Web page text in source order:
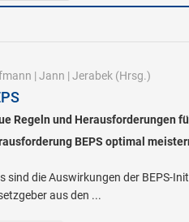
| Jann | Jerabek(Hrsg.)
Regeln und Herausforderungen
BEPS optimal
sind die Auswirkungen der BEPS-
aus den ...